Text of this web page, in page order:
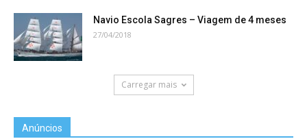
Navio Escola Sagres – Viagem de 4 meses
27/04/2018
Carregar mais
Anúncios